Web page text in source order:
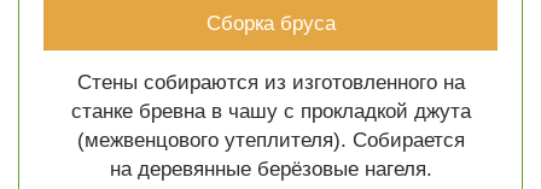
Сборка бруса
Стены собираются из изготовленного на
станке бревна в чашу с прокладкой джута
(межвенцового утеплителя). Собирается
на деревянные берёзовые нагеля.